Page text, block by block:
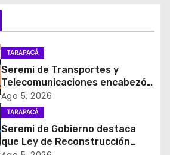
TARAPACÁ
Seremi de Transportes y
Telecomunicaciones encabezó
primera mesa de coordinación
para el retiro de cables en
desuso en Iquique
Ago 5, 2026
TARAPACÁ
Seremi de Gobierno destaca
que Ley de Reconstrucción